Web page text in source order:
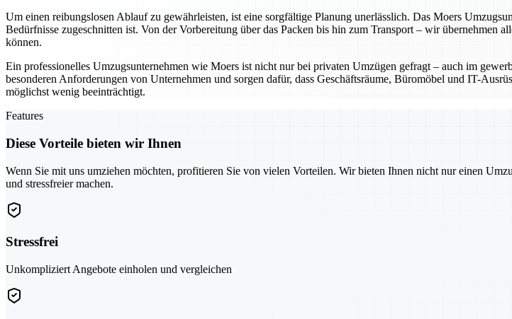
Um einen reibungslosen Ablauf zu gewährleisten, ist eine sorgfältige Planung unerlässlich. Das Moers
Bedürfnisse zugeschnitten ist. Von der Vorbereitung über das Packen bis hin zum Transport – wir übernehmen
können.
Ein professionelles Umzugsunternehmen wie Moers ist nicht nur bei privaten Umzügen gefragt – auch im
besonderen Anforderungen von Unternehmen und sorgen dafür, dass Geschäftsräume, Büromöbel und IT-
möglichst wenig beeinträchtigt.
Features
Diese Vorteile bieten wir Ihnen
Wenn Sie mit uns umziehen möchten, profitieren Sie von vielen Vorteilen. Wir bieten Ihnen nicht nur einen
und stressfreier machen.
Stressfrei
Unkompliziert Angebote einholen und vergleichen